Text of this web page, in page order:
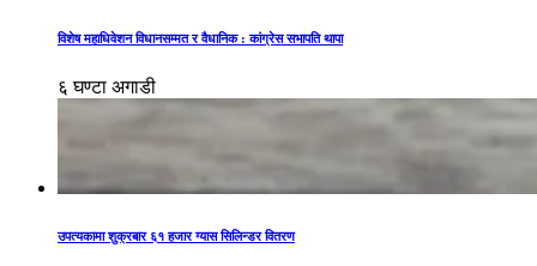
विशेष महाधिवेशन विधानसम्मत र वैधानिक : कांग्रेस सभापति थापा
६ घण्टा अगाडी
उपत्यकामा शुक्रबार ६१ हजार ग्यास सिलिन्डर वितरण